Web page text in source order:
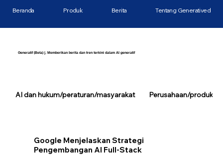
Generatif (Beta) |. Memberikan berita dan tren terkini dalam AI generatif
Google Menjelaskan Strategi
Pengembangan AI Full-Stack
Beranda Produk Berita Tentang Generatived
AI dan hukum/peraturan/masyarakat Perusahaan/produk/